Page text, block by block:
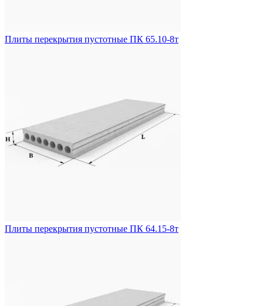
Плиты перекрытия пустотные ПК 65.10-8т
Плиты перекрытия пустотные ПК 64.15-8т